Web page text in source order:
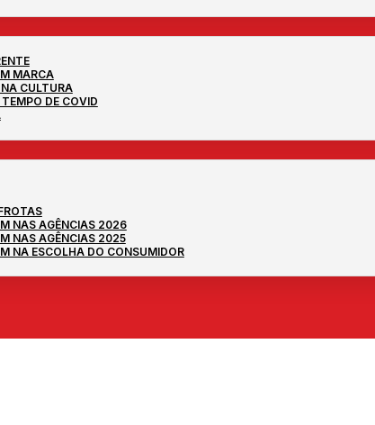
MARCA
CULTURA
DE COVID
NAS AGÊNCIAS 2026
NAS AGÊNCIAS 2025
NA ESCOLHA DO CONSUMIDOR